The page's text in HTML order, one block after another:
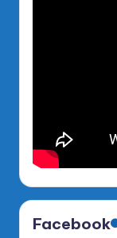
Facebook